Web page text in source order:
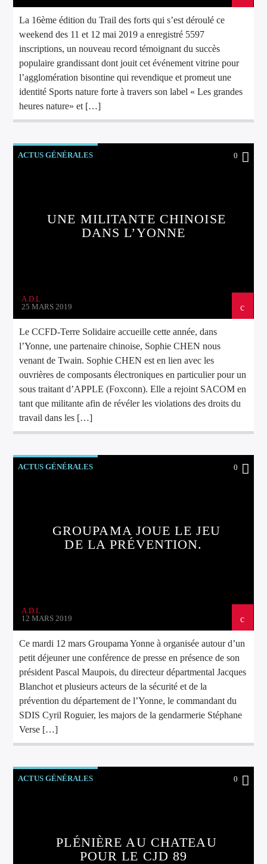
La 16ème édition du Trail des forts qui s’est déroulé ce
weekend des 11 et 12 mai 2019 a enregistré 5597
inscriptions, un nouveau record témoignant du succès
populaire grandissant dont jouit cet événement vitrine pour
l’agglomération bisontine qui revendique et promeut une
identité Sports nature forte à travers son label « Les grandes
heures nature» et […]
ACTUS GÉNÉRALES 0
UNE MILITANTE CHINOISE
DANS L’YONNE
A.D.L
25 MARS 2019
Le CCFD-Terre Solidaire accueille cette année, dans
l’Yonne, une partenaire chinoise, Sophie CHEN nous
venant de Twain. Sophie CHEN est en lien avec les
ouvrières de composants électroniques en particulier pour un
sous traitant d’APPLE (Foxconn). Elle a rejoint SACOM en
tant que militante afin de révéler les violations des droits du
travail dans les […]
ACTUS GÉNÉRALES 0
GROUPAMA JOUE LE JEU
DE LA PRÉVENTION.
A.D.L
12 MARS 2019
Ce mardi 12 mars Groupama Yonne à organisée autour d’un
petit déjeuner une conférence de presse en présence de son
président Pascal Maupois, du directeur départmental Jacques
Blanchot et plusieurs acteurs de la sécurité et de la
prévention du département de l’Yonne, le commandant du
SDIS Cyril Roguier, les majors de la gendarmerie Stéphane
Verse […]
ACTUS GÉNÉRALES 0
PLÉNIÈRE AU CHATEAU
POUR LE CJD 89